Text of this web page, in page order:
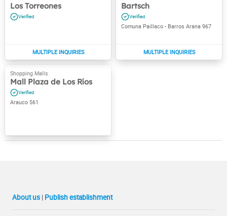
Los Torreones Bartsch
Comuna Paillaco - Barros Arana 967
Mall Plaza de Los Ríos
Arauco 561
About us | Publish establishment